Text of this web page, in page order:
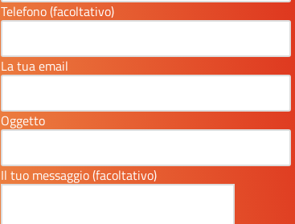
Telefono (facoltativo)
La tua email
Oggetto
Il tuo messaggio (facoltativo)